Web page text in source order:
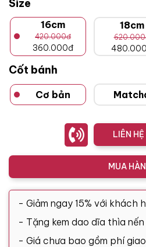
Size
16cm
420.000đ
360.000đ
18cm
Cốt bánh
Cơ bản
LIÊN
MUA
- Giảm ngay 15% với khách
- Tặng kem dao dĩa thìa
- Giá chưa bao gồm phí